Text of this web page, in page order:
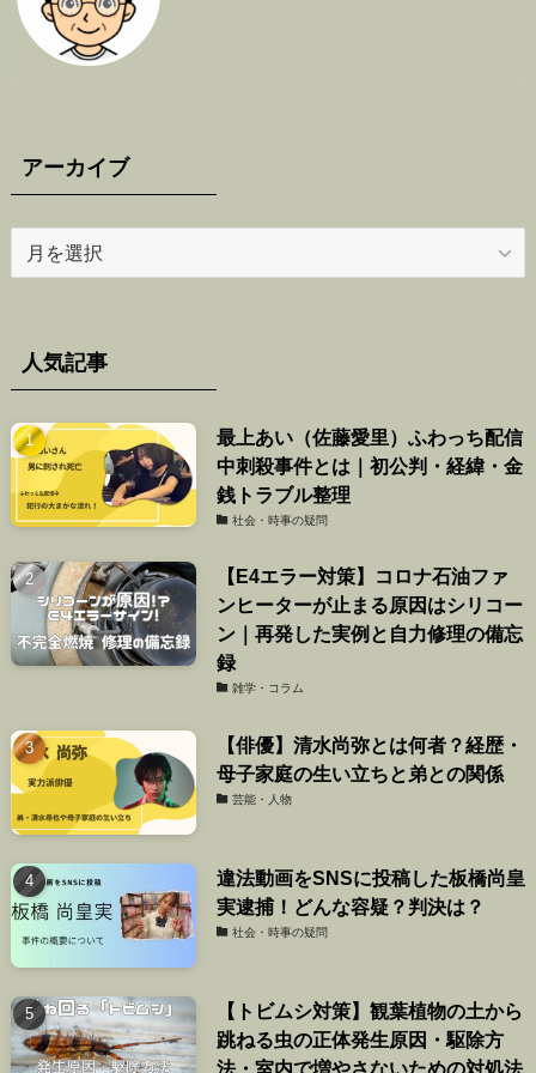
アーカイブ
ブ人気記事
最上あい（佐藤愛里）ふわっち配信
中刺殺事件とは｜初公判・経緯・金
銭トラブル整理
社会・時事の疑問
【E4エラー対策】コロナ石油ファ
ンヒーターが止まる原因はシリコー
ン｜再発した実例と自力修理の備忘
録
雑学・コラム
【俳優】清水尚弥とは何者？経歴・
母子家庭の生い立ちと弟との関係
芸能・人物
違法動画をSNSに投稿した板橋尚皇
実逮捕！どんな容疑？判決は？
社会・時事の疑問
【トビムシ対策】観葉植物の土から
跳ねる虫の正体発生原因・駆除方
法・室内で増やさないための対処法